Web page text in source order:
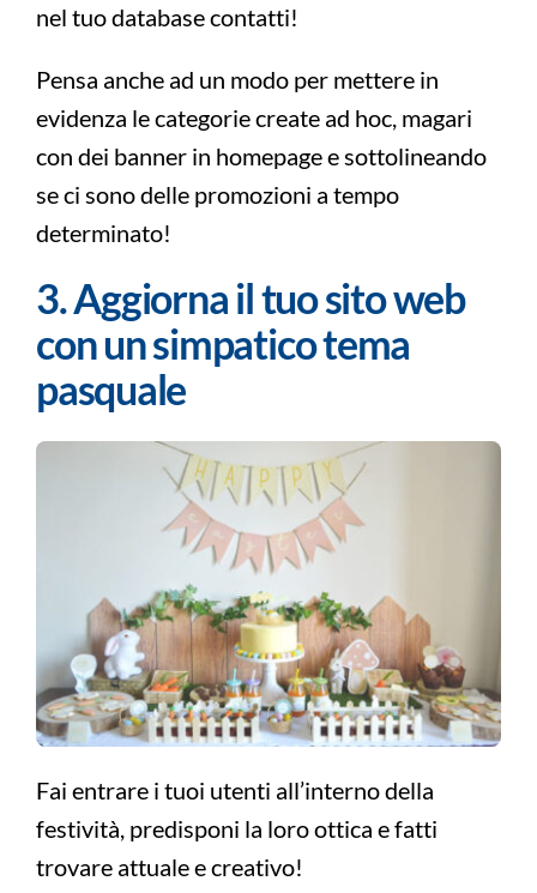
nel tuo database contatti!
Pensa anche ad un modo per mettere in
evidenza le categorie create ad hoc, magari
con dei banner in homepage e sottolineando
se ci sono delle promozioni a tempo
determinato!
3. Aggiorna il tuo sito web
con un simpatico tema
pasquale
Fai entrare i tuoi utenti all’interno della
festività, predisponi la loro ottica e fatti
trovare attuale e creativo!